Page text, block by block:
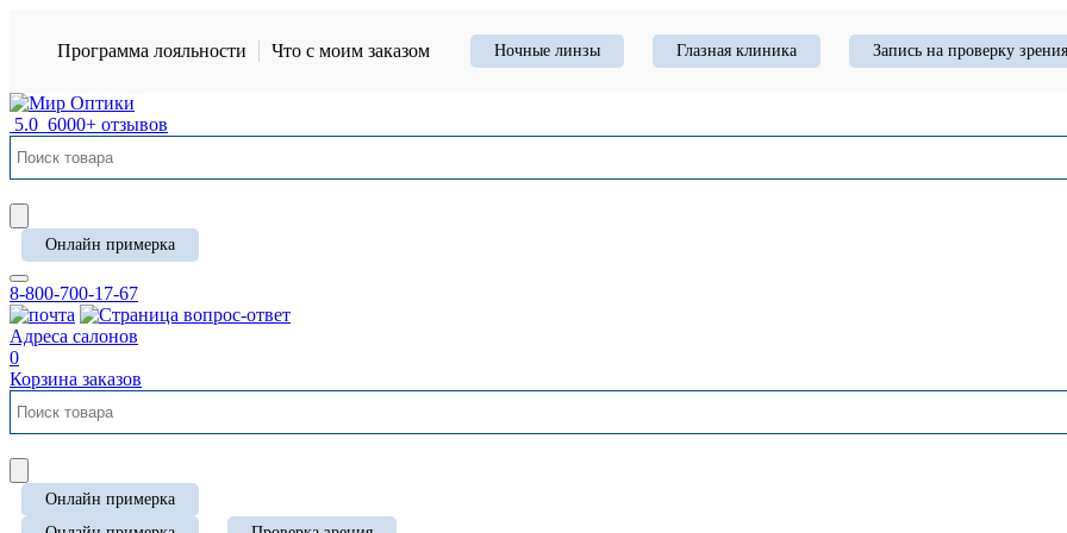
Программа лояльности Что с моим заказом Ночные линзы Глазная клиника Запись на проверку зрения
5.0 6000+ отзывов
Онлайн примерка
8-800-700-17-67
Адреса салонов
0
Корзина заказов
Онлайн примерка